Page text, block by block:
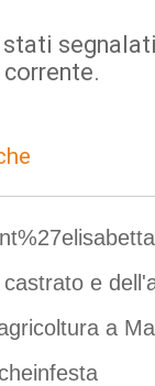
stati
e
a